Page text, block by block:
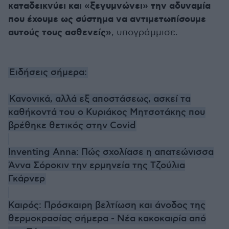
καταδεικνύει και «ξεγυμνώνει» την αδυναμία
που έχουμε ως σύστημα να αντιμετωπίσουμε
αυτούς τους ασθενείς», υπογράμμισε.
Ειδήσεις σήμερα:
Κανονικά, αλλά εξ αποστάσεως, ασκεί τα
καθήκοντά του ο Κυριάκος Μητσοτάκης που
βρέθηκε θετικός στην Covid
Inventing Anna: Πώς σχολίασε η απατεώνισσα
Άννα Σόροκιν την ερμηνεία της Τζούλια
Γκάρνερ
Καιρός: Πρόσκαιρη βελτίωση και άνοδος της
θερμοκρασίας σήμερα - Νέα κακοκαιρία από